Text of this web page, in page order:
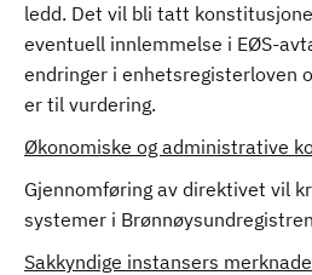
ledd. Det vil bli tatt
eventuell innlemmelse i EØS-
endringer i enhetsregisterloven
er til vurdering.
Økonomiske og administrative
Gjennomføring av direktivet vil
systemer i
Sakkyndige instansers